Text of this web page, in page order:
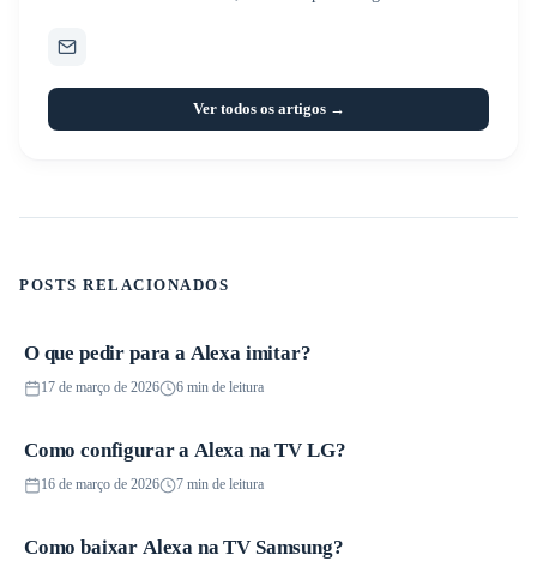
Ver todos os artigos →
POSTS RELACIONADOS
Guias
O que pedir para a Alexa imitar?
17 de março de 2026 6 min de leitura
Smart Speakers
Como configurar a Alexa na TV LG?
16 de março de 2026 7 min de leitura
Smart TVs
Como baixar Alexa na TV Samsung?